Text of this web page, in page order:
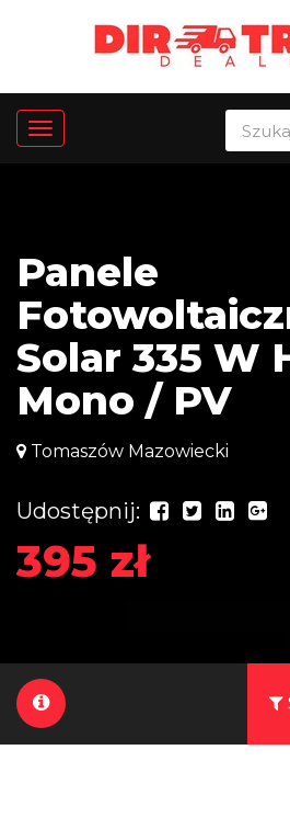
Panele
Solar 335 W
Mono / PV
Tomaszów Mazowiecki
Udostępnij:
395 zł